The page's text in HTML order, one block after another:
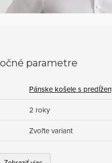
parametre
Pánske košele s
2 roky
Zvoľte variant